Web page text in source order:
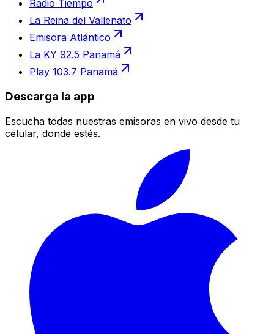
Radio Tiempo
La Reina del Vallenato
Emisora Atlántico
La KY 92.5 Panamá
Play 103.7 Panamá
Descarga la app
Escucha todas nuestras emisoras en vivo desde tu
celular, donde estés.